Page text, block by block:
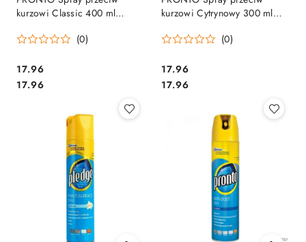
kurzowi Classic 400 ml
(0)
Cena:
17.96
Cena:
17.96
kurzowi Cytrynowy 300 ml
(0)
Cena:
17.96
Cena:
17.96